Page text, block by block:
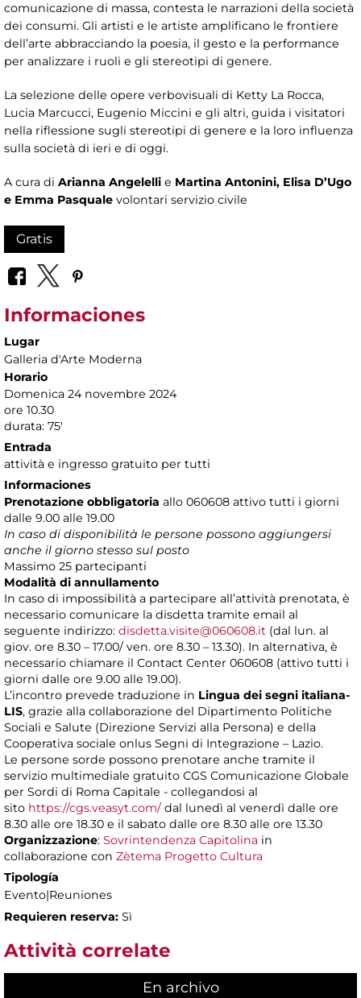
comunicazione di massa, contesta le narrazioni della società
dei consumi. Gli artisti e le artiste amplificano le frontiere
dell’arte abbracciando la poesia, il gesto e la performance
per analizzare i ruoli e gli stereotipi di genere.
La selezione delle opere verbovisuali di Ketty La Rocca,
Lucia Marcucci, Eugenio Miccini e gli altri, guida i visitatori
nella riflessione sugli stereotipi di genere e la loro influenza
sulla società di ieri e di oggi.
A cura di Arianna Angelelli e Martina Antonini, Elisa D’Ugo
e Emma Pasquale volontari servizio civile
Gratis
Informaciones
Lugar
Galleria d'Arte Moderna
Horario
Domenica 24 novembre 2024
ore 10.30
durata: 75'
Entrada
attività e ingresso gratuito per tutti
Informaciones
Prenotazione obbligatoria allo 060608 attivo tutti i giorni
dalle 9.00 alle 19.00
In caso di disponibilità le persone possono aggiungersi
anche il giorno stesso sul posto
Massimo 25 partecipanti
Modalità di annullamento
In caso di impossibilità a partecipare all’attività prenotata, è
necessario comunicare la disdetta tramite email al
seguente indirizzo: disdetta.visite@060608.it (dal lun. al
giov. ore 8.30 – 17.00/ ven. ore 8.30 – 13.30). In alternativa, è
necessario chiamare il Contact Center 060608 (attivo tutti i
giorni dalle ore 9.00 alle 19.00).
L’incontro prevede traduzione in Lingua dei segni italiana-
LIS, grazie alla collaborazione del Dipartimento Politiche
Sociali e Salute (Direzione Servizi alla Persona) e della
Cooperativa sociale onlus Segni di Integrazione – Lazio.
Le persone sorde possono prenotare anche tramite il
servizio multimediale gratuito CGS Comunicazione Globale
per Sordi di Roma Capitale - collegandosi al
sito https://cgs.veasyt.com/dal lunedì al venerdì dalle ore
8.30 alle ore 18.30 e il sabato dalle ore 8.30 alle ore 13.30
Organizzazione: Sovrintendenza Capitolina in
collaborazione con Zètema Progetto Cultura
Tipología
Evento|Reuniones
Requieren reserva: Sì
Attività correlate
En archivo